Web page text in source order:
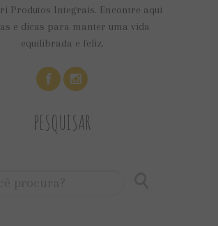
Produtos Integrais. Encontre aqui
e dicas para manter uma vida
equilibrada e feliz.
PESQUISAR